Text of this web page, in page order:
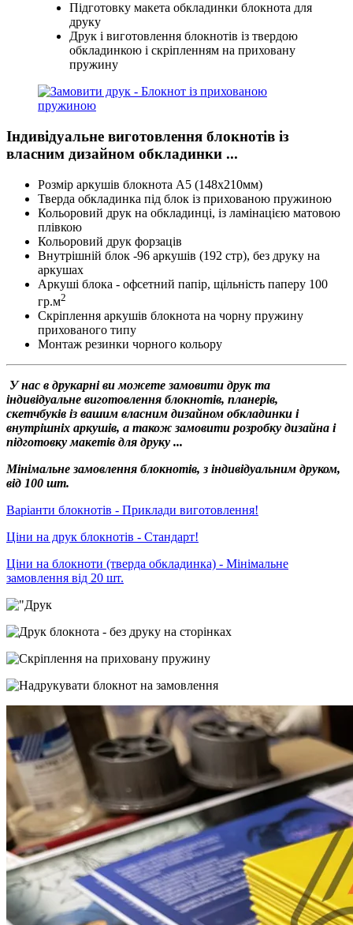
Підготовку макета обкладинки блокнота для
друку
Друк і виготовлення блокнотів із твердою
обкладинкою і скріпленням на приховану
пружину
Індивідуальне виготовлення блокнотів із
власним дизайном обкладинки ...
Розмір аркушів блокнота А5 (148х210мм)
Тверда обкладинка під блок із прихованою пружиною
Кольоровий друк на обкладинці, із ламінацією матовою
плівкою
Кольоровий друк форзаців
Внутрішній блок -96 аркушів (192 стр), без друку на
аркушах
Аркуші блока - офсетний папір, щільність паперу 100
гр.м2
Скріплення аркушів блокнота на чорну пружину
прихованого типу
Монтаж резинки чорного кольору
У нас в друкарні ви можете замовити друк та
індивідуальне виготовлення блокнотів, планерів,
скетчбуків із вашим власним дизайном обкладинки і
внутрішніх аркушів, а також замовити розробку дизайна і
підготовку макетів для друку ...
Мінімальне замовлення блокнотів, з індивідуальним друком,
від 100 шт.
Варіанти блокнотів - Приклади виготовлення!
Ціни на друк блокнотів - Стандарт!
Ціни на блокноти (тверда обкладинка) - Мінімальне
замовлення від 20 шт.